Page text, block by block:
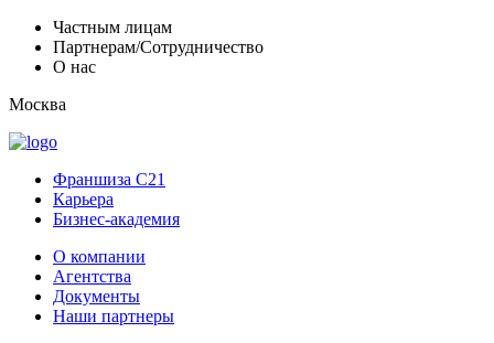
Частным лицам
Партнерам/Сотрудничество
О нас
Москва
Франшиза C21
Карьера
Бизнес-академия
О компании
Агентства
Документы
Наши партнеры